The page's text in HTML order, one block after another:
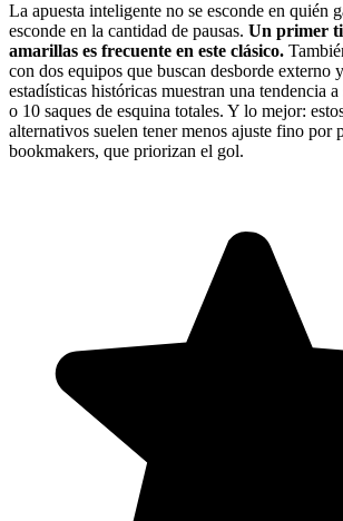
La apuesta inteligente no se esconde en quién
esconde en la cantidad de pausas. Un primer
amarillas es frecuente en este clásico.
con dos equipos que buscan desborde externo
estadísticas históricas muestran una tendencia
o 10 saques de esquina totales. Y lo mejor:
alternativos suelen tener menos ajuste fino por
bookmakers, que priorizan el gol.